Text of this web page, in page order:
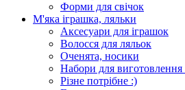
Форми для свічок
М'яка іграшка, ляльки
Аксесуари для іграшок
Волосся для ляльок
Оченята, носики
Набори для виготовлення
Різне потрібне :)